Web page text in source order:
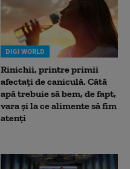
DIGI WORLD
Rinichii, printre primii
afectați de caniculă. Câtă
apă trebuie să bem, de fapt,
vara și la ce alimente să fim
atenți